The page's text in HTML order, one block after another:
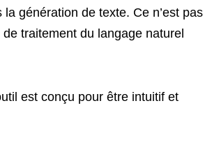
génération de texte. Ce n’est pas
traitement du langage naturel
est conçu pour être intuitif et